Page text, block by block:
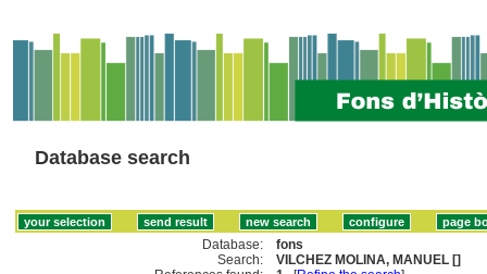
Database search
Database:
fons
Search:
VILCHEZ MOLINA, MANUEL []